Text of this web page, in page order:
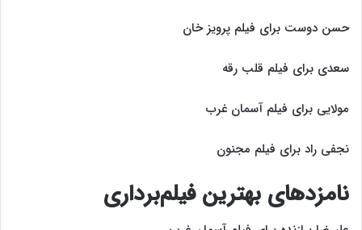
حسن دوست برای فیلم پرویز خان
سعدی برای فیلم قلب رقه
مولایی برای فیلم آسمان غرب
نجفی راد برای فیلم مجنون
نامزد‌های بهترین فیلم‌برداری